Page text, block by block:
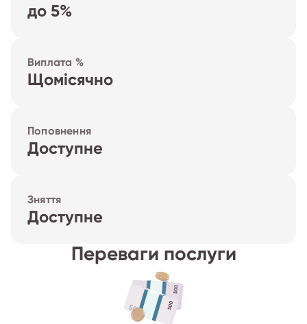
до 5%
Виплата %
Щомісячно
Поповнення
Доступне
Зняття
Доступне
Переваги послуги